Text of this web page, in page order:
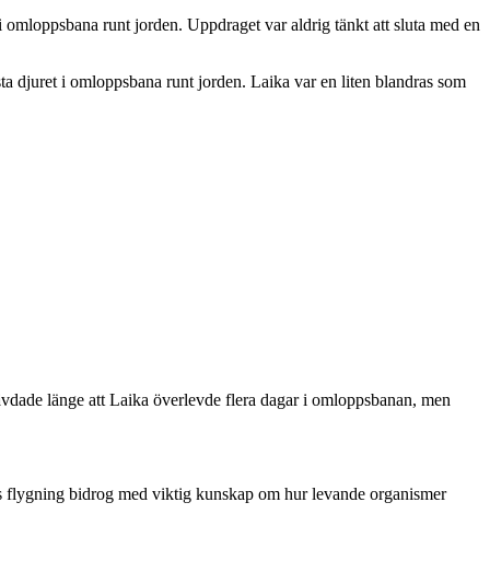
runt jorden. Uppdraget var aldrig tänkt att sluta med en
djuret i omloppsbana runt jorden. Laika var en liten blandras som
länge att Laika överlevde flera dagar i omloppsbanan, men
bidrog med viktig kunskap om hur levande organismer